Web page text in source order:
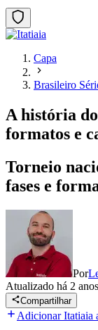
Capa
Brasileiro
A história
formatos e
Torneio
fases e
Por
Atualizado há 2 anos
Compartilhar
Adicionar Itatiaia